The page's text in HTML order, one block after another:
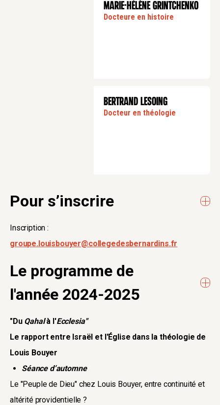
MARIE-HÉLÈNE GRINTCHENKO
Docteure en histoire
BERTRAND LESOING
Docteur en théologie
Pour s’inscrire
Inscription :
groupe.louisbouyer@collegedesbernardins.fr
Le programme de
l'année 2024-2025
"DuQahalà l'Ecclesia"
Le rapport entre Israël et l'Église dans la théologie de
Louis Bouyer
Séance d’automne
Le "Peuple de Dieu" chez Louis Bouyer, entre continuité et
altérité providentielle ?